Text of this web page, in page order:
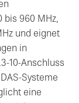
bis 960 MHz,
und eignet
in
10-Anschluss
Systeme
eine